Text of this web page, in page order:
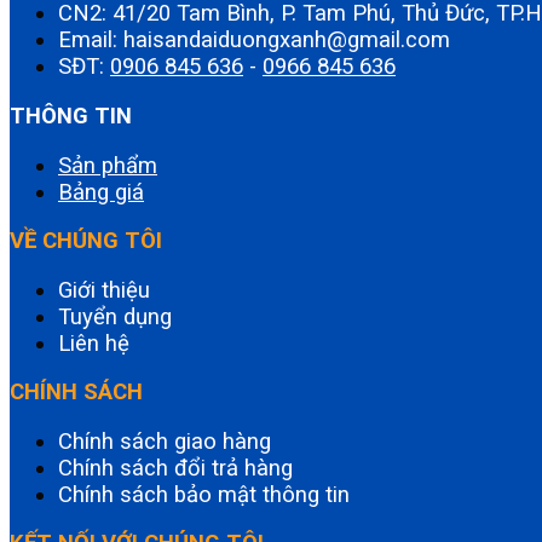
CN2: 41/20 Tam Bình, P. Tam Phú, Thủ Đức,
Email: haisandaiduongxanh@gmail.com
SĐT: 0906 845 636 - 0966 845 636
THÔNG TIN
Sản phẩm
Bảng giá
VỀ CHÚNG TÔI
Giới thiệu
Tuyển dụng
Liên hệ
CHÍNH SÁCH
Chính sách giao hàng
Chính sách đổi trả hàng
Chính sách bảo mật thông tin